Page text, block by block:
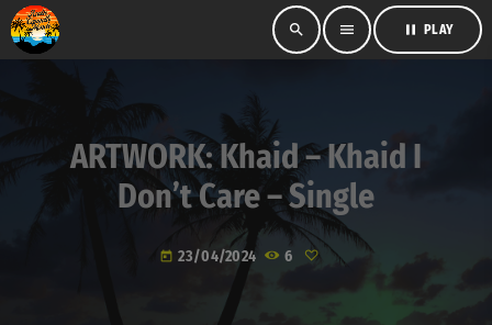
search menu pause PLAY
ARTWORK: Khaid – Khaid I
Don’t Care – Single
today 23/04/2024 6